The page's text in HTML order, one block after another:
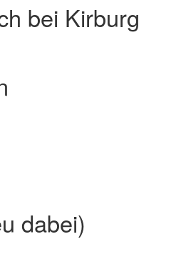
bei Kirburg
dabei)